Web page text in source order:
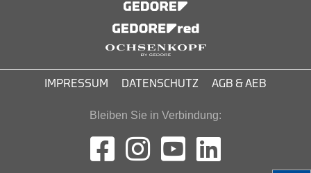
IMPRESSUM DATENSCHUTZ AGB & AEB
Bleiben Sie in Verbindung: